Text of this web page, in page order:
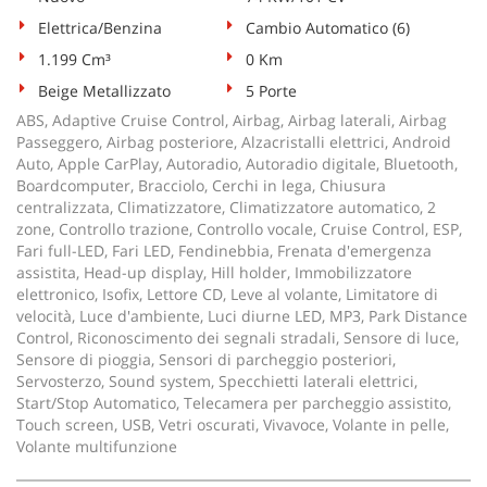
Elettrica/Benzina
Cambio Automatico (6)
1.199 Cm³
0 Km
Beige Metallizzato
5 Porte
ABS, Adaptive Cruise Control, Airbag, Airbag laterali, Airbag
Passeggero, Airbag posteriore, Alzacristalli elettrici, Android
Auto, Apple CarPlay, Autoradio, Autoradio digitale, Bluetooth,
Boardcomputer, Bracciolo, Cerchi in lega, Chiusura
centralizzata, Climatizzatore, Climatizzatore automatico, 2
zone, Controllo trazione, Controllo vocale, Cruise Control, ESP,
Fari full-LED, Fari LED, Fendinebbia, Frenata d'emergenza
assistita, Head-up display, Hill holder, Immobilizzatore
elettronico, Isofix, Lettore CD, Leve al volante, Limitatore di
velocità, Luce d'ambiente, Luci diurne LED, MP3, Park Distance
Control, Riconoscimento dei segnali stradali, Sensore di luce,
Sensore di pioggia, Sensori di parcheggio posteriori,
Servosterzo, Sound system, Specchietti laterali elettrici,
Start/Stop Automatico, Telecamera per parcheggio assistito,
Touch screen, USB, Vetri oscurati, Vivavoce, Volante in pelle,
Volante multifunzione
Cookie necessari
Cookie delle preferenze
Cookie per il miglioramento dell'esperienza utente
Cookie analitici
Cookie di marketing
Leggi
la
cookie
policy